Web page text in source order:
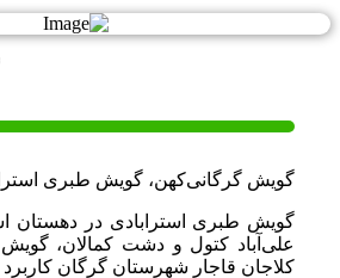
گویش گرگانی‌کهن، گویش طبری
گویش طبری استرابادی در دهستان
علی‌آباد کتول و دشت کمالان،
کلاجان قاجار شهرستان گرگان کاربرد